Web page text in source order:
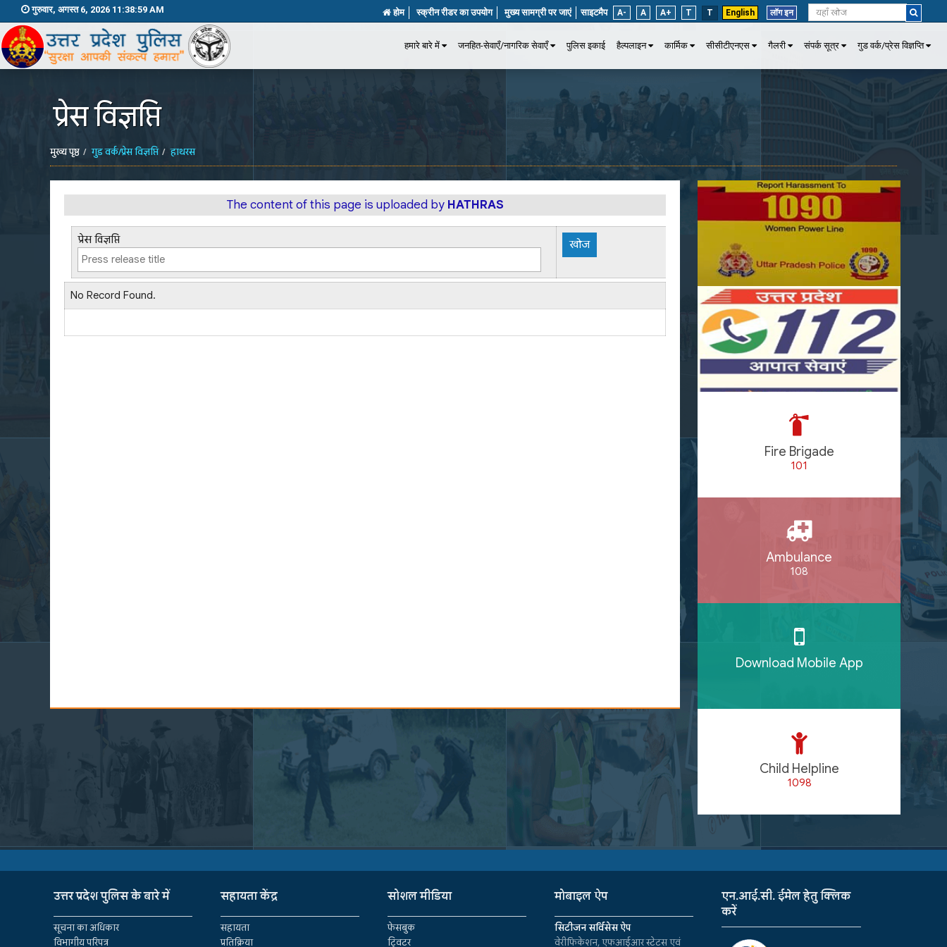
गुरुवार, अगस्त 6, 2026 11:38:59 AM होम स्क्रीन रीडर का उपयोग मुख्य सामग्री पर जाएं साइटमैप A- A A+ T T English लॉग इन
हमारे बारे में जनहित-सेवाएँ/नागरिक सेवाएँ पुलिस इकाई हैल्पलाइन कार्मिक सीसीटीएनएस गैलरी संपर्क सूत्र गुड वर्क/प्रेस विज्ञप्ति
प्रेस विज्ञप्ति
मुख्य पृष्ठ गुड वर्क/प्रेस विज्ञप्ति हाथरस
The content of this page is uploaded by HATHRAS
प्रेस विज्ञप्ति
No Record Found.
Fire Brigade
101
Ambulance
108
Download Mobile App
Child Helpline
1098
उत्तर प्रदेश पुलिस के बारे में
सूचना का अधिकार
विभागीय परिपत्र
सहायता केंद्र
सहायता
प्रतिक्रिया
सोशल मीडिया
फेसबुक
ट्विटर
मोबाइल ऐप
सिटीजन सर्विसेस ऐप
वेरीफिकेशन, एफआईआर स्टेटस एवं
एन.आई.सी. ईमेल हेतु क्लिक
करें